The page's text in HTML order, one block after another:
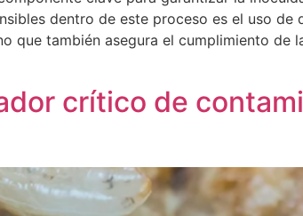
dentro de este proceso es el uso
que también asegura el cumplimiento de
crítico de